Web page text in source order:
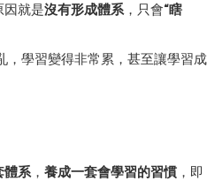
研習會02 - 教會的牧養
因就是沒有形成體系，只會“瞎
，學習變得非常累，甚至讓學習成
體系， 養成一套會學習的習慣 ，即